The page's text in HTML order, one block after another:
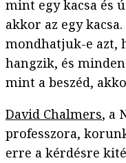
mint egy kacsa és
akkor az egy
mondhatjuk-e azt,
hangzik, és
mint a beszéd,
David Chalmers, a
professzora,
erre a kérdésre